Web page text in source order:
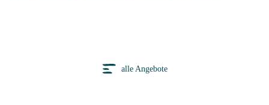
alle Angebote